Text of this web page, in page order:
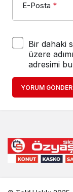
E-Posta *
Bir dahaki
üzere
adresimi
YORUM GÖNDER